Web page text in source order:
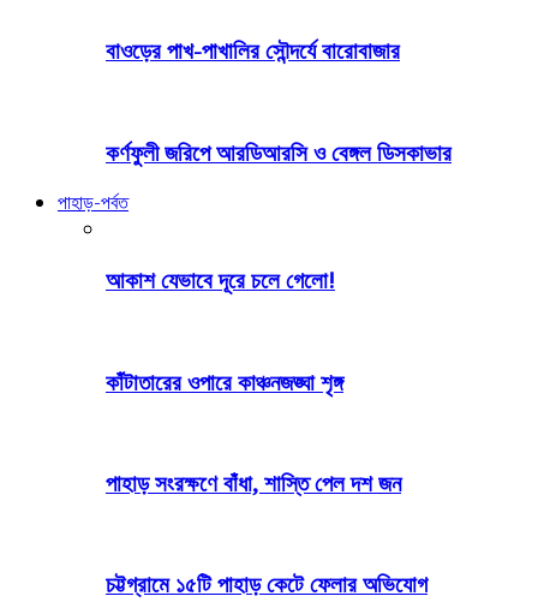
বাওড়ের পাখ-পাখালির সৌন্দর্যে বারোবাজার
কর্ণফুলী জরিপে আরডিআরসি ও বেঙ্গল ডিসকাভার
পাহাড়-পর্বত
আকাশ যেভাবে দূরে চলে গেলো!
কাঁটাতারের ওপারে কাঞ্চনজঙ্ঘা শৃঙ্গ
পাহাড় সংরক্ষণে বাঁধা, শাস্তি পেল দশ জন
চট্টগ্রামে ১৫টি পাহাড় কেটে ফেলার অভিযোগ